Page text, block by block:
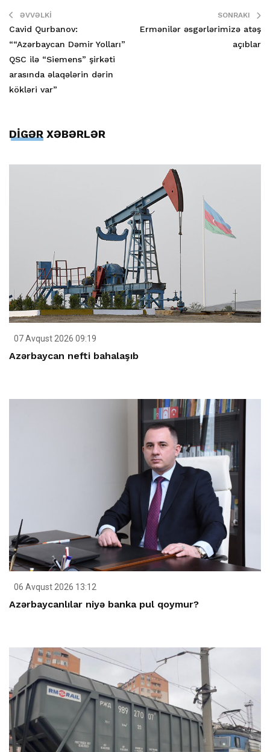
ƏVVƏLKI
Cavid Qurbanov:
““Azərbaycan Dəmir Yolları”
QSC ilə “Siemens” şirkəti
arasında əlaqələrin dərin
kökləri var”
SONRAKI
Ermənilər əsgərlərimizə atəş
açıblar
DİGƏR XƏBƏRLƏR
07 Avqust 2026 09:19
Azərbaycan nefti bahalaşıb
06 Avqust 2026 13:12
Azərbaycanlılar niyə banka pul qoymur?